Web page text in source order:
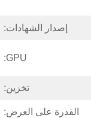
إصدار الشهادات:
GPU:
تخزين:
القدرة على العرض: